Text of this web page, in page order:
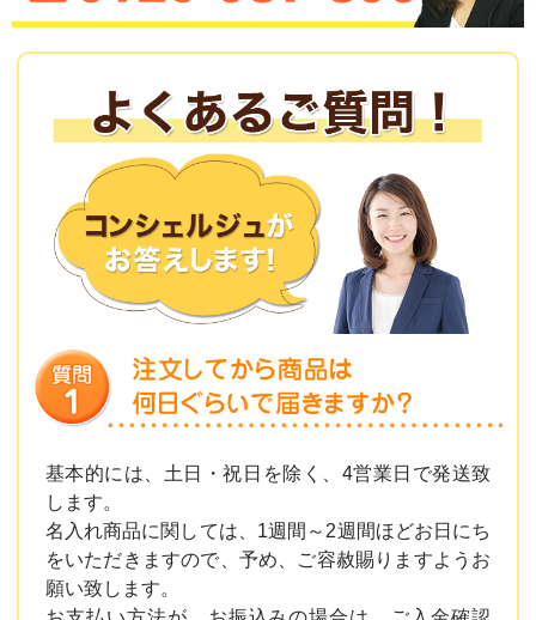
基本的には、土日・祝日を除く、4営業日で発送致
します。
名入れ商品に関しては、1週間～2週間ほどお日にち
をいただきますので、予め、ご容赦賜りますようお
願い致します。